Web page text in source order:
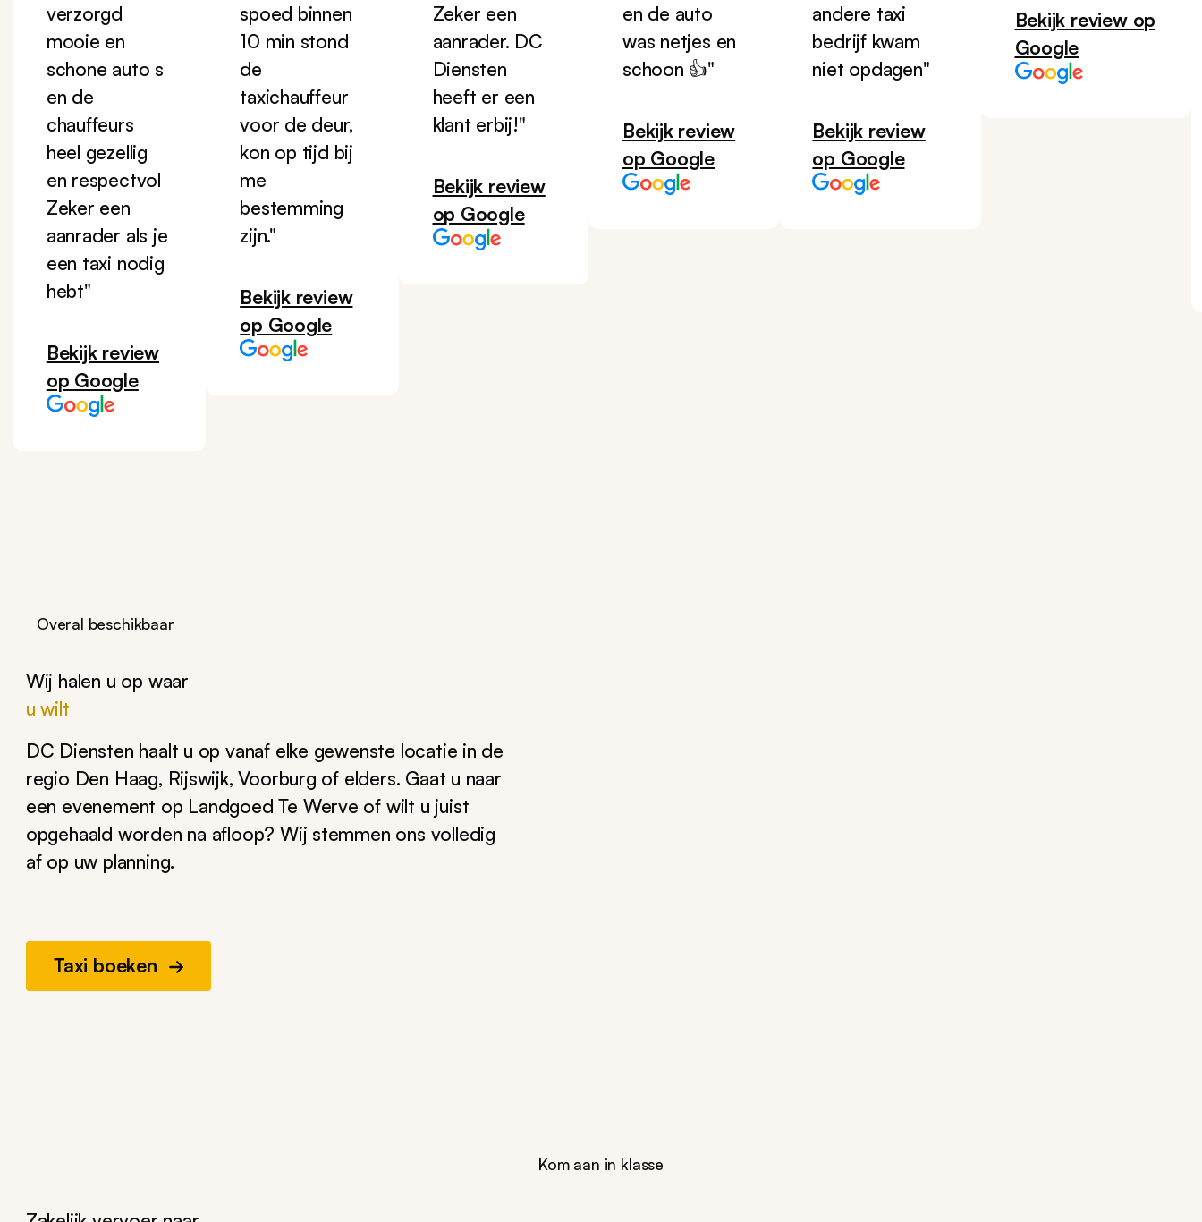
verzorgd
mooie en
schone auto s
en de
chauffeurs
heel gezellig
en respectvol
Zeker een
aanrader als je
een taxi nodig
hebt"
Bekijk review
op Google
spoed binnen
10 min stond
de
taxichauffeur
voor de deur,
kon op tijd bij
me
bestemming
zijn."
Bekijk review
op Google
Zeker een
aanrader. DC
Diensten
heeft er een
klant erbij!"
Bekijk review
op Google
en de auto
was netjes en
schoon 👍"
Bekijk review
op Google
andere taxi
bedrijf kwam
niet opdagen"
Bekijk review
op Google
Bekijk review op
Google
Overal beschikbaar
Wij halen u op waar
u wilt
DC Diensten haalt u op vanaf elke gewenste locatie in de
regio Den Haag, Rijswijk, Voorburg of elders. Gaat u naar
een evenement op Landgoed Te Werve of wilt u juist
opgehaald worden na afloop? Wij stemmen ons volledig
af op uw planning.
Taxi boeken
Kom aan in klasse